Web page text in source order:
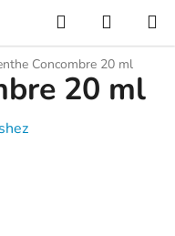
KeresésKOSÁR
Concombre 20 ml
20 ml